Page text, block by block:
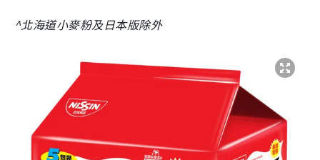
^北海道小麥粉及日本版除外